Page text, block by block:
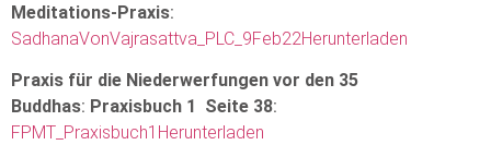
Meditations-Praxis:
SadhanaVonVajrasattva_PLC_9Feb22Herunterladen
Praxis für die Niederwerfungen vor den 35
Buddhas: Praxisbuch 1 Seite 38:
FPMT_Praxisbuch1Herunterladen